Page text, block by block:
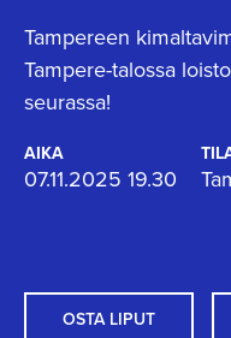
Tampereen
Tampere-talossa
seurassa!
AIKA
07.11.2025 19.30
OSTA LIPUT